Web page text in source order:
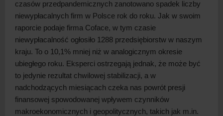
czasów przedpandemicznych zanotowano spadek liczby
niewypłacalnych firm w Polsce rok do roku. Jak w swoim
raporcie podaje firma Coface, w tym czasie
niewypłacalność ogłosiło 1288 przedsiębiorstw w naszym
kraju. To o 10,1% mniej niż w analogicznym okresie
ubiegłego roku. Eksperci ostrzegają jednak, że może być
to jedynie rezultat chwilowej stabilizacji, a w
nadchodzących miesiącach czeka nas powrót presji
finansowej spowodowanej wpływem czynników
makroekonomicznych i geopolitycznych, takich jak m.in.